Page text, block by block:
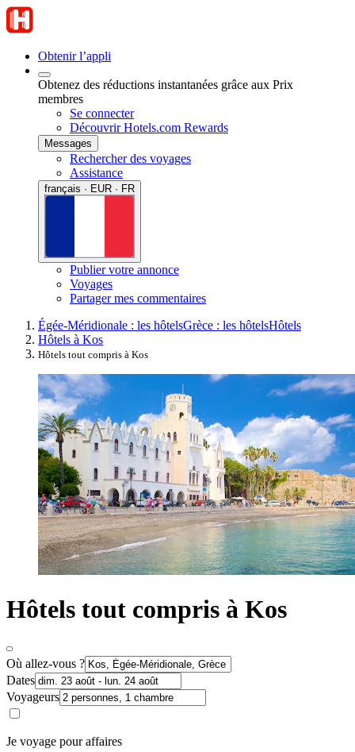
Obtenir l’appli
Obtenez des réductions instantanées grâce aux Prix
membres
Se connecter
Découvrir Hotels.com Rewards
Messages
Rechercher des voyages
Assistance
français · EUR · FR
Publier votre annonce
Voyages
Partager mes commentaires
Égée-Méridionale : les hôtelsGrèce : les hôtelsHôtels
Hôtels à Kos
Hôtels tout compris à Kos
Hôtels tout compris à Kos
Où allez-vous ?
Dates
Voyageurs
Je voyage pour affaires